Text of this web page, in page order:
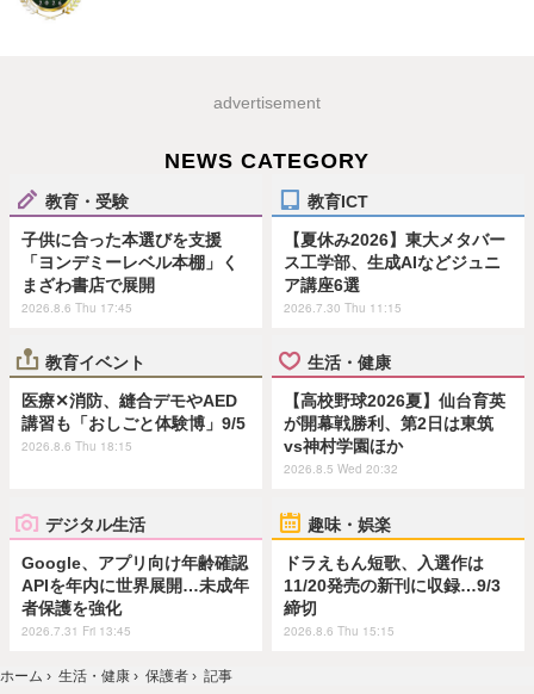
advertisement
NEWS CATEGORY
教育・受験
子供に合った本選びを支援
「ヨンデミーレベル本棚」く
まざわ書店で展開
2026.8.6 Thu 17:45
教育ICT
【夏休み2026】東大メタバー
ス工学部、生成AIなどジュニ
ア講座6選
2026.7.30 Thu 11:15
教育イベント
医療✕消防、縫合デモやAED
講習も「おしごと体験博」9/5
2026.8.6 Thu 18:15
生活・健康
【高校野球2026夏】仙台育英
が開幕戦勝利、第2日は東筑
vs神村学園ほか
2026.8.5 Wed 20:32
デジタル生活
Google、アプリ向け年齢確認
APIを年内に世界展開…未成年
者保護を強化
2026.7.31 Fri 13:45
趣味・娯楽
ドラえもん短歌、入選作は
11/20発売の新刊に収録…9/3
締切
2026.8.6 Thu 15:15
ホーム › 生活・健康 › 保護者 › 記事